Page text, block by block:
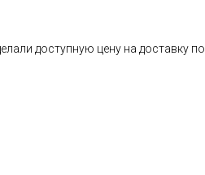
доступную цену на доставку по